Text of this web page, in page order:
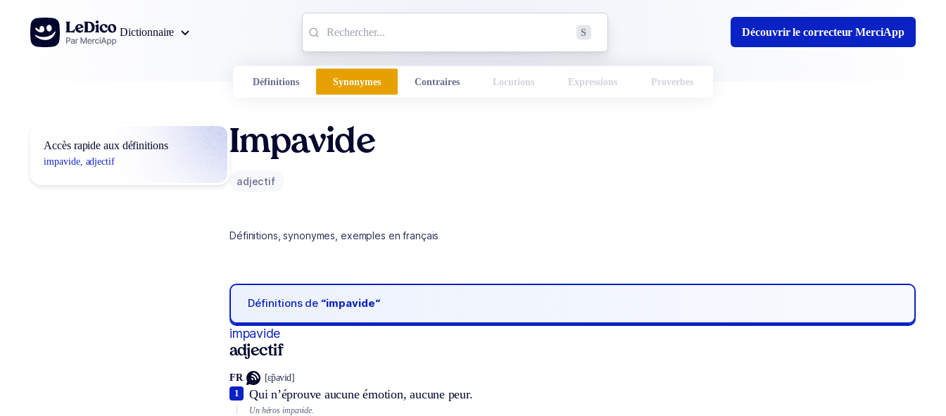
Aller au contenu
Dictionnaire
S Découvrir le correcteur MerciApp
Définitions Synonymes Contraires Locutions Expressions Proverbes
Accès rapide aux définitions
impavide, adjectif
Impavide
adjectif
Définitions, synonymes, exemples en français
Définitions de “impavide“
impavide
adjectif
FR [ɛ̃pavid]
Qui n’éprouve aucune émotion, aucune peur.
1
Un héros impavide.